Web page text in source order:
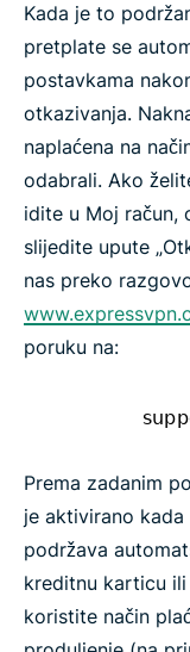
Kada je to
pretplate se
postavkama
otkazivanja.
naplaćena na
odabrali. Ako
idite u Moj račun,
slijedite upute
nas preko
poruku na:
Prema zadanim
je aktivirano
podržava
kreditnu karticu ili
koristite način